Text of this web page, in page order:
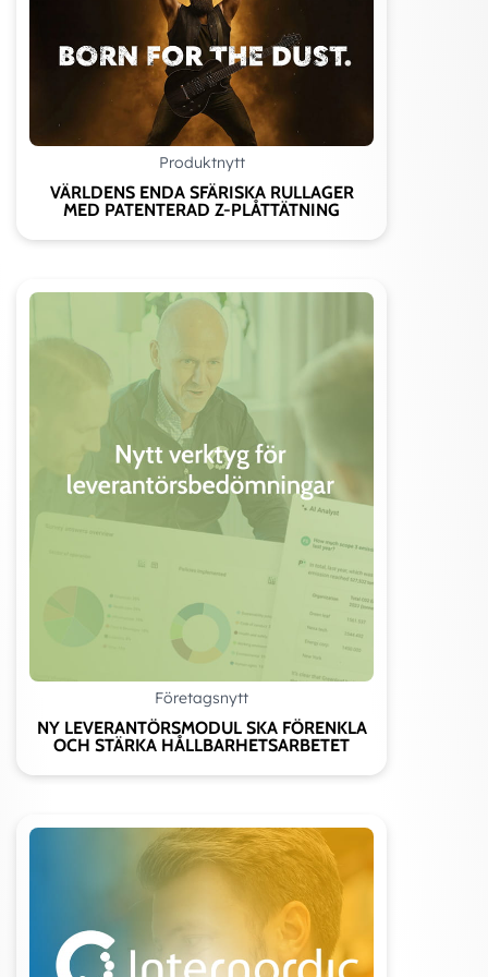
Produktnytt
VÄRLDENS ENDA SFÄRISKA RULLAGER
MED PATENTERAD Z-PLÅTTÄTNING
Företagsnytt
NY LEVERANTÖRSMODUL SKA FÖRENKLA
OCH STÄRKA HÅLLBARHETSARBETET